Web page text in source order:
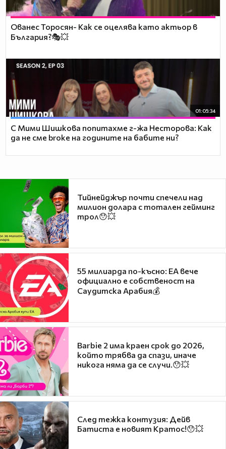
Ованес Торосян- Как се оцелява като актьор в
България?🎭💥
01:05:34
С Мими Шишкова попитахме г-жа Несторова: Как
да не сме broke на годините на бабите ни?
Тийнейджър почти спечели над
милион долара с тотален гейминг
трол😯💥
55 милиарда по-късно: EA вече
официално е собственост на
Саудитска Арабия💰
Barbie 2 има краен срок до 2026,
който трябва да спази, иначе
никога няма да се случи.😯💥
След тежка контузия: Дейв
Батиста е новият Кратос!😯💥